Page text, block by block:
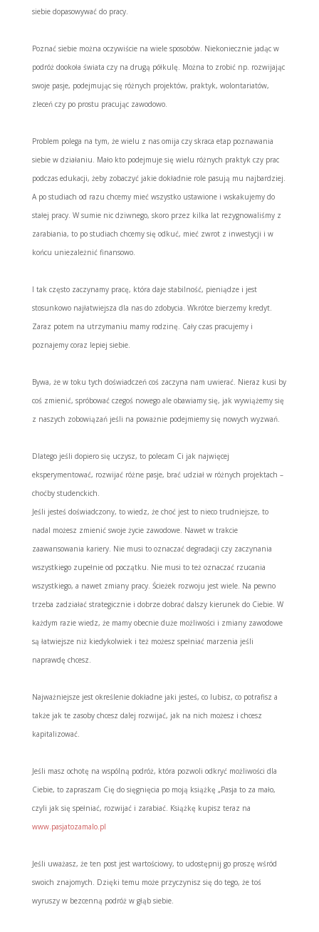
siebie dopasowywać do pracy.
Poznać siebie można oczywiście na wiele sposobów. Niekoniecznie jadąc w
podróż dookoła świata czy na drugą półkulę. Można to zrobić np. rozwijając
swoje pasje, podejmując się różnych projektów, praktyk, wolontariatów,
zleceń czy po prostu pracując zawodowo.
Problem polega na tym, że wielu z nas omija czy skraca etap poznawania
siebie w działaniu. Mało kto podejmuje się wielu różnych praktyk czy prac
podczas edukacji, żeby zobaczyć jakie dokładnie role pasują mu najbardziej.
A po studiach od razu chcemy mieć wszystko ustawione i wskakujemy do
stałej pracy. W sumie nic dziwnego, skoro przez kilka lat rezygnowaliśmy z
zarabiania, to po studiach chcemy się odkuć, mieć zwrot z inwestycji i w
końcu uniezależnić finansowo.
I tak często zaczynamy pracę, która daje stabilność, pieniądze i jest
stosunkowo najłatwiejsza dla nas do zdobycia. Wkrótce bierzemy kredyt.
Zaraz potem na utrzymaniu mamy rodzinę. Cały czas pracujemy i
poznajemy coraz lepiej siebie.
Bywa, że w toku tych doświadczeń coś zaczyna nam uwierać. Nieraz kusi by
coś zmienić, spróbować czegoś nowego ale obawiamy się, jak wywiążemy się
z naszych zobowiązań jeśli na poważnie podejmiemy się nowych wyzwań.
Dlatego jeśli dopiero się uczysz, to polecam Ci jak najwięcej
eksperymentować, rozwijać różne pasje, brać udział w różnych projektach –
choćby studenckich.
Jeśli jesteś doświadczony, to wiedz, że choć jest to nieco trudniejsze, to
nadal możesz zmienić swoje życie zawodowe. Nawet w trakcie
zaawansowania kariery. Nie musi to oznaczać degradacji czy zaczynania
wszystkiego zupełnie od początku. Nie musi to też oznaczać rzucania
wszystkiego, a nawet zmiany pracy. Ścieżek rozwoju jest wiele. Na pewno
trzeba zadziałać strategicznie i dobrze dobrać dalszy kierunek do Ciebie. W
każdym razie wiedz, że mamy obecnie duże możliwości i zmiany zawodowe
są łatwiejsze niż kiedykolwiek i też możesz spełniać marzenia jeśli
naprawdę chcesz.
Najważniejsze jest określenie dokładne jaki jesteś, co lubisz, co potrafisz a
także jak te zasoby chcesz dalej rozwijać, jak na nich możesz i chcesz
kapitalizować.
Jeśli masz ochotę na wspólną podróż, która pozwoli odkryć możliwości dla
Ciebie, to zapraszam Cię do sięgnięcia po moją książkę „Pasja to za mało,
czyli jak się spełniać, rozwijać i zarabiać. Książkę kupisz teraz na
www.pasjatozamalo.pl
Jeśli uważasz, że ten post jest wartościowy, to udostępnij go proszę wśród
swoich znajomych. Dzięki temu może przyczynisz się do tego, że toś
wyruszy w bezcenną podróż w głąb siebie.